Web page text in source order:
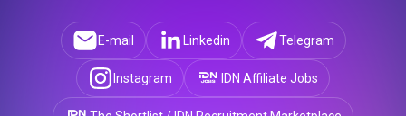
E-mail Linkedin Telegram
Instagram IDN Affiliate Jobs